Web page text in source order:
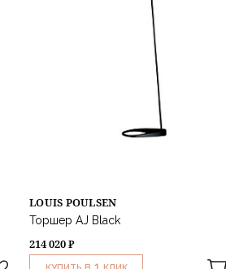
LOUIS POULSEN
Торшер AJ Black
214 020 ₽